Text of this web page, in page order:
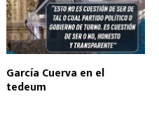
García Cuerva en el
tedeum